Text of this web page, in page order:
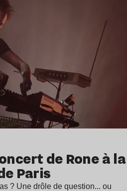
de Rone à la
Paris
? Une drôle de question... ou